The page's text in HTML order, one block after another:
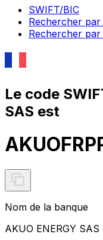
SWIFT/BIC
Rechercher par
Rechercher par
Le code
SAS est
Nom de la banque
AKUO ENERGY SAS